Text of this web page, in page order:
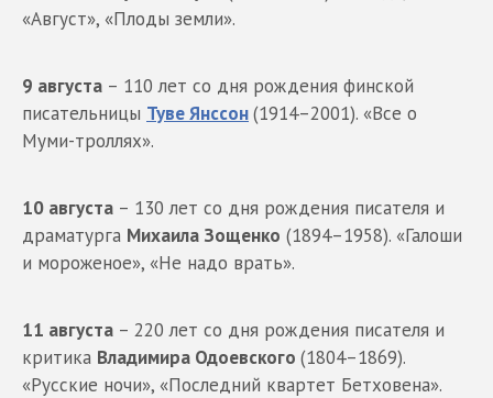
«Август», «Плоды земли».
9 августа – 110 лет со дня рождения финской
писательницы Туве Янссон(1914–2001). «Все о
Муми-троллях».
10 августа – 130 лет со дня рождения писателя и
драматурга Михаила Зощенко (1894–1958). «Галоши
и мороженое», «Не надо врать».
11 августа – 220 лет со дня рождения писателя и
критика Владимира Одоевского (1804–1869).
«Русские ночи», «Последний квартет Бетховена».